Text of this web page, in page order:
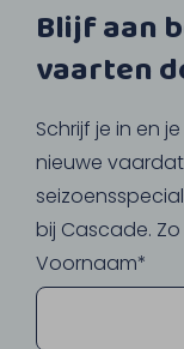
Blijf aan
vaarten
Schrijf je in en
nieuwe
bij Cascade.
Voornaam*